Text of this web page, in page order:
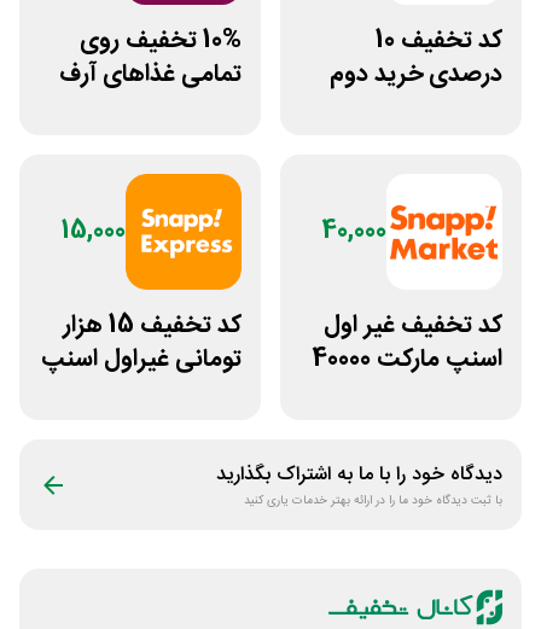
کد تخفیف 10
درصدی خرید دوم
10% تخفیف روی
تمامی غذاهای آرف
40,000
کد تخفیف غیر اول
اسنپ مارکت 40000
15,000
کد تخفیف 15 هزار
تومانی غیراول اسنپ
دیدگاه خود را با ما به اشتراک بگذارید
با ثبت دیدگاه خود ما را در ارائه بهتر خدمات یاری کنید